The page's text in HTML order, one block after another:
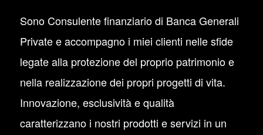
Sono Consulente finanziario di Banca Generali
Private e accompagno i miei clienti nelle sfide
legate alla protezione del proprio patrimonio e
nella realizzazione dei propri progetti di vita.
Innovazione, esclusività e qualità
caratterizzano i nostri prodotti e servizi in un